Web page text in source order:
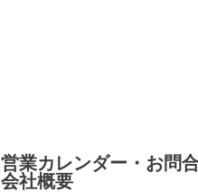
営業カレンダー・お問
会社概要